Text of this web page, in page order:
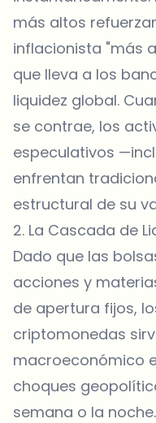
más altos
inflacionista "más
que lleva a los
liquidez global.
se contrae, los
especulativos
enfrentan
estructural de su
2. La Cascada de
Dado que las
acciones y
de apertura fijos,
criptomonedas
macroeconómico
choques
semana o la